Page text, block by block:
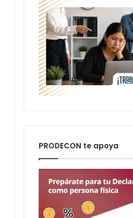
PRODECON te apoya